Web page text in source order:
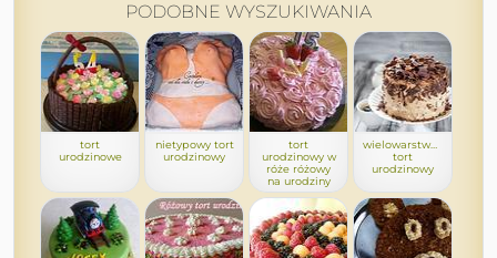
PODOBNE WYSZUKIWANIA
tort
urodzinowe
nietypowy tort
urodzinowy
tort
urodzinowy w
róże różowy
na urodziny
wielowarstwowy
tort
urodzinowy